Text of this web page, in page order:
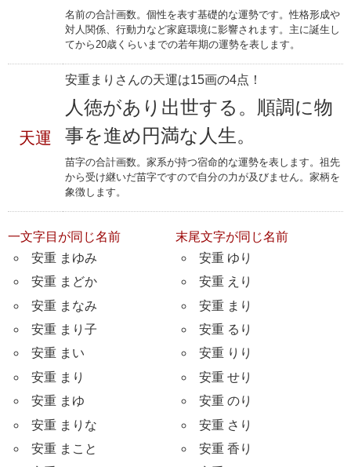
名前の合計画数。個性を表す基礎的な運勢です。性格形成や
対人関係、行動力など家庭環境に影響されます。主に誕生し
てから20歳くらいまでの若年期の運勢を表します。
天運
安重まりさんの天運は15画の4点！
人徳があり出世する。順調に物
事を進め円満な人生。
苗字の合計画数。家系が持つ宿命的な運勢を表します。祖先
から受け継いだ苗字ですので自分の力が及びません。家柄を
象徴します。
一文字目が同じ名前
安重 まゆみ
安重 まどか
安重 まなみ
安重 まり子
安重 まい
安重 まり
安重 まゆ
安重 まりな
安重 まこと
末尾文字が同じ名前
安重 ゆり
安重 えり
安重 まり
安重 るり
安重 りり
安重 せり
安重 のり
安重 さり
安重 香り